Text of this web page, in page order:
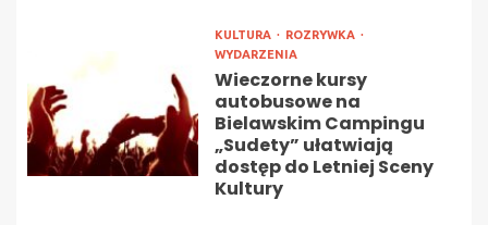
KULTURA
ROZRYWKA
WYDARZENIA
Wieczorne kursy
autobusowe na
Bielawskim Campingu
„Sudety” ułatwiają
dostęp do Letniej Sceny
Kultury